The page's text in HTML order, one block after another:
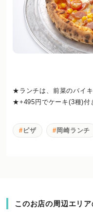
★ランチは、前菜のバイ
★+495円でケーキ(3種)付
ピザ 岡崎ランチ
このお店の周辺エリ